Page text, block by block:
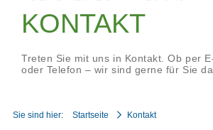
KONTAKT
Treten Sie mit uns in Kontakt. Ob per
oder Telefon – wir sind gerne für Sie da.
Sie sind hier: Startseite Kontakt